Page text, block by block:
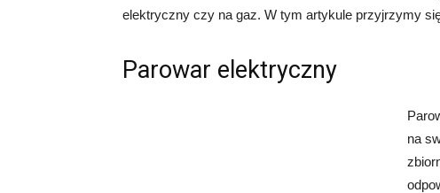
elektryczny czy na gaz. W tym artykule przyjrzymy
Parowar elektryczny
na